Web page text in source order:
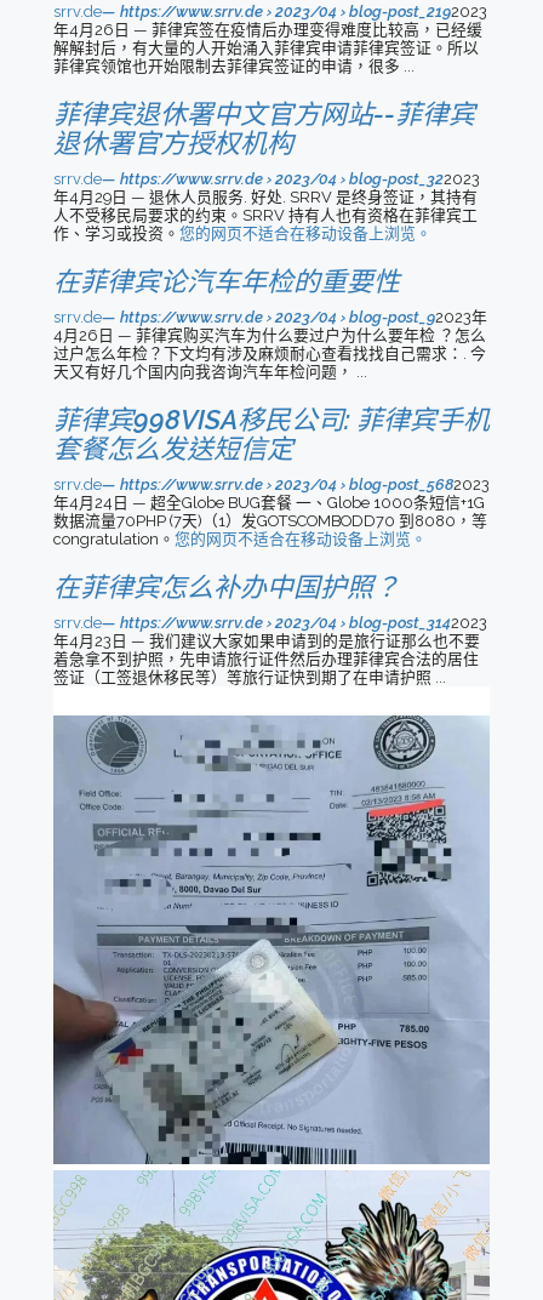
srrv.de https://www.srrv.de › 2023/04 › blog-post_2192023
年4月26日 — 菲律宾签在疫情后办理变得难度比较高，已经缓
解解封后，有大量的人开始涌入菲律宾申请菲律宾签证。所以
菲律宾领馆也开始限制去菲律宾签证的申请，很多 ...
菲律宾退休署中文官方网站--菲律宾
退休署官方授权机构
srrv.de https://www.srrv.de › 2023/04 › blog-post_322023
年4月29日 — 退休人员服务. 好处. SRRV 是终身签证，其持有
人不受移民局要求的约束。SRRV 持有人也有资格在菲律宾工
作、学习或投资。 您的网页不适合在移动设备上浏览。
在菲律宾论汽车年检的重要性
srrv.de https://www.srrv.de › 2023/04 › blog-post_92023年
4月26日 — 菲律宾购买汽车为什么要过户为什么要年检 ？怎么
过户怎么年检？下文均有涉及麻烦耐心查看找找自己需求：. 今
天又有好几个国内向我咨询汽车年检问题， ...
菲律宾998VISA移民公司: 菲律宾手机
套餐怎么发送短信定
srrv.de https://www.srrv.de › 2023/04 › blog-post_5682023
年4月24日 — 超全Globe BUG套餐 一、Globe 1000条短信+1G
数据流量70PHP (7天)（1）发GOTSCOMBODD70 到8080，等
congratulation。 您的网页不适合在移动设备上浏览。
在菲律宾怎么补办中国护照？
srrv.de https://www.srrv.de › 2023/04 › blog-post_3142023
年4月23日 — 我们建议大家如果申请到的是旅行证那么也不要
着急拿不到护照，先申请旅行证件然后办理菲律宾合法的居住
签证（工签退休移民等）等旅行证快到期了在申请护照 ...